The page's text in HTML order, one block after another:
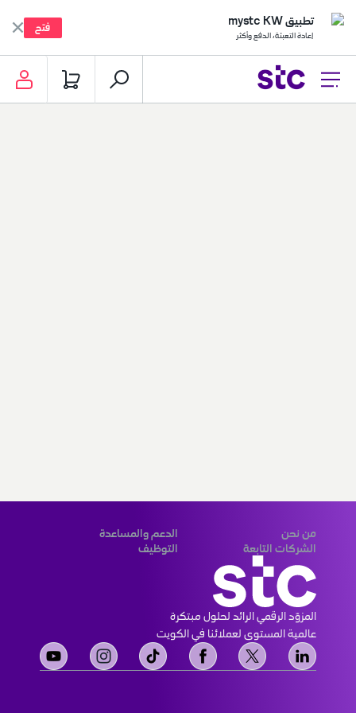
تطبيق mystc KW
إعادة التعبئة، الدفع وأكثر
فتح
من نحن
الدعم والمساعدة
الشركات التابعة
التوظيف
عالمية المستوى لعملائنا في الكويت